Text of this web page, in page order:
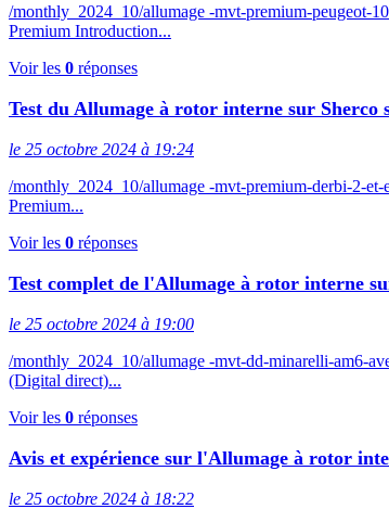
/monthly_2024_10/allumage -mvt-premium-peugeot-
Premium Introduction...
Voir les 0 réponses
Test du Allumage à rotor interne sur Sherco
le 25 octobre 2024 à 19:24
/monthly_2024_10/allumage -mvt-premium-derbi-2-
Premium...
Voir les 0 réponses
Test complet de l'Allumage à rotor interne
le 25 octobre 2024 à 19:00
/monthly_2024_10/allumage -mvt-dd-minarelli-am6-
(Digital direct)...
Voir les 0 réponses
Avis et expérience sur l'Allumage à rotor
le 25 octobre 2024 à 18:22